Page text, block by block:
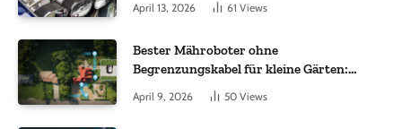
April 13, 2026 61 Views
Bester Mähroboter ohne
Begrenzungskabel für kleine Gärten:
Worauf es bei 200 bis 500 m² wirklich
ankommt
April 9, 2026 50 Views